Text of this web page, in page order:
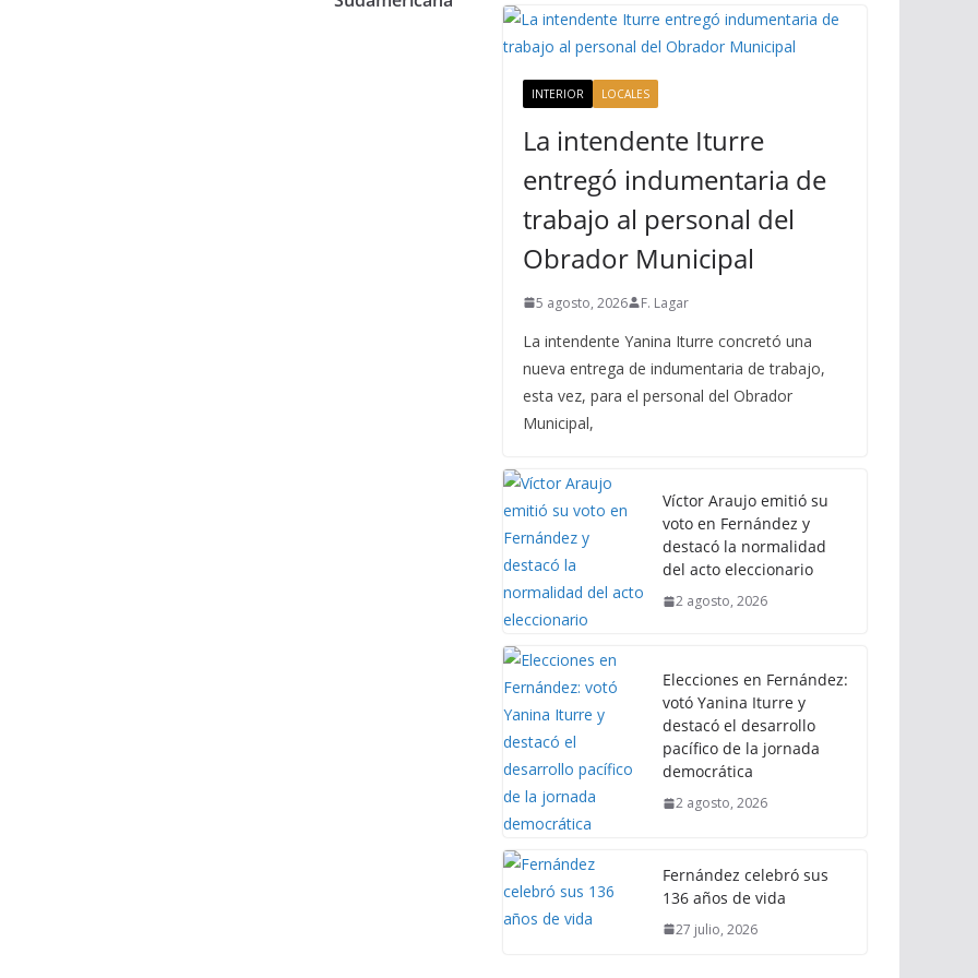
INTERIOR LOCALES
La intendente Iturre
entregó indumentaria de
trabajo al personal del
Obrador Municipal
5 agosto, 2026 F. Lagar
La intendente Yanina Iturre concretó una
nueva entrega de indumentaria de trabajo,
esta vez, para el personal del Obrador
Municipal,
Víctor Araujo emitió su
voto en Fernández y
destacó la normalidad
del acto eleccionario
2 agosto, 2026
Elecciones en Fernández:
votó Yanina Iturre y
destacó el desarrollo
pacífico de la jornada
democrática
2 agosto, 2026
Fernández celebró sus
136 años de vida
27 julio, 2026